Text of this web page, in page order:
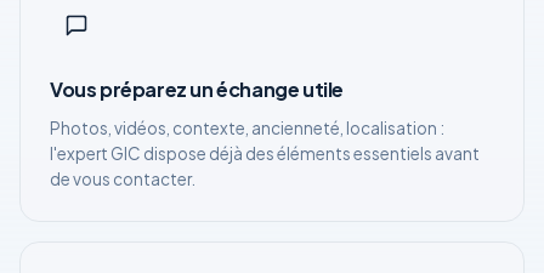
Vous préparez un échange utile
Photos, vidéos, contexte, ancienneté, localisation :
l'expert GIC dispose déjà des éléments essentiels avant
de vous contacter.